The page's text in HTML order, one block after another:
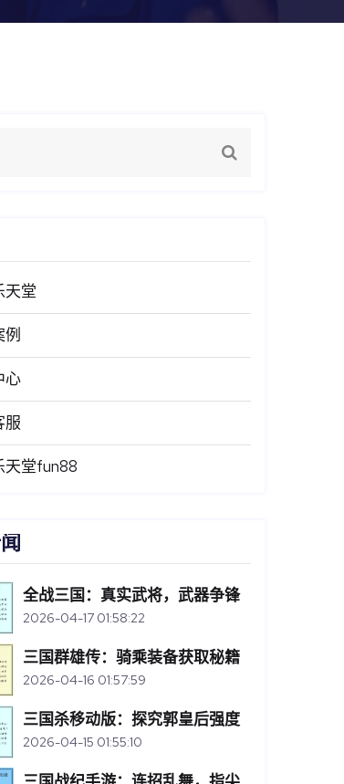
天堂
心
服
天堂fun88
全战三国：真实武将，武器争锋
2026-04-17 01:58:22
三国群雄传：骑乘装备获取秘籍
2026-04-16 01:57:59
三国杀移动版：探究郭皇后强度
2026-04-15 01:55:10